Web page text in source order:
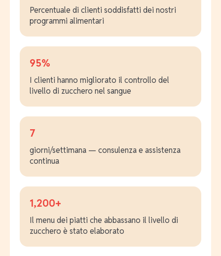
Percentuale di clienti soddisfatti dei nostri
programmi alimentari
95%
I clienti hanno migliorato il controllo del
livello di zucchero nel sangue
7
giorni/settimana — consulenza e assistenza
continua
1,200+
Il menu dei piatti che abbassano il livello di
zucchero è stato elaborato